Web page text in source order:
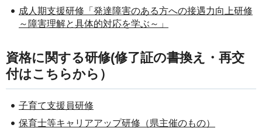
成人期支援研修「発達障害のある方への接遇力向上研修
～障害理解と具体的対応を学ぶ～」
資格に関する研修(修了証の書換え・再交
付はこちらから）
子育て支援員研修
保育士等キャリアアップ研修（県主催のもの）